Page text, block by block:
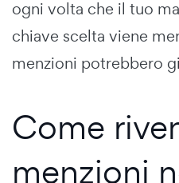
ogni volta che il tuo
chiave scelta viene
menzioni potrebbero
Come
menzioni